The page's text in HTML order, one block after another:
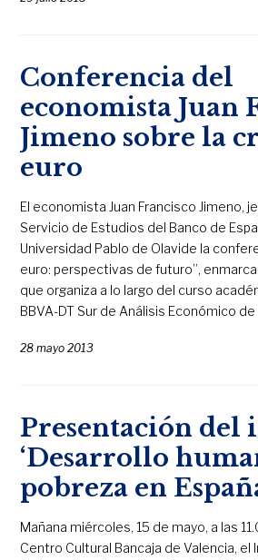
Conferencia del
economista Juan
Jimeno sobre la
euro
El economista Juan Francisco Jimeno,
Servicio de Estudios del Banco de
Universidad Pablo de Olavide la
euro: perspectivas de futuro”,
que organiza a lo largo del curso
BBVA-DT Sur de Análisis Económico de
28 mayo 2013
Presentación del
‘Desarrollo
pobreza en
Mañana miércoles, 15 de mayo, a las
Centro Cultural Bancaja de Valencia,